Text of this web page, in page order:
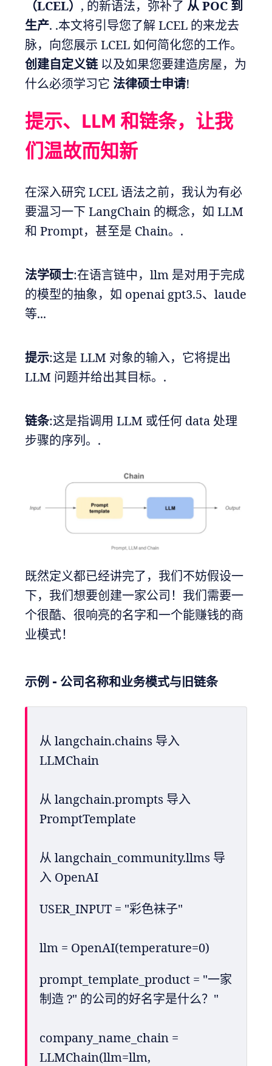
（LCEL） , 的新语法，弥补了 从 POC 到
生产. .本文将引导您了解 LCEL 的来龙去
脉，向您展示 LCEL 如何简化您的工作。
创建自定义链以及如果您要建造房屋，为
什么必须学习它 法律硕士申请!
提示、LLM 和链条，让我
们温故而知新
在深入研究 LCEL 语法之前，我认为有必
要温习一下 LangChain 的概念，如 LLM
和 Prompt，甚至是 Chain。.
法学硕士:在语言链中，llm 是对用于完成
的模型的抽象，如 openai gpt3.5、laude
等...
提示:这是 LLM 对象的输入，它将提出
LLM 问题并给出其目标。.
链条:这是指调用 LLM 或任何 data 处理
步骤的序列。.
既然定义都已经讲完了，我们不妨假设一
下，我们想要创建一家公司！我们需要一
个很酷、很响亮的名字和一个能赚钱的商
业模式！
示例 - 公司名称和业务模式与旧链条
从 langchain.chains 导入
LLMChain
从 langchain.prompts 导入
PromptTemplate
从 langchain_community.llms 导
入 OpenAI
USER_INPUT = "彩色袜子"
llm = OpenAI(temperature=0)
prompt_template_product = "一家
制造 ?" 的公司的好名字是什么？"
company_name_chain =
LLMChain(llm=llm,